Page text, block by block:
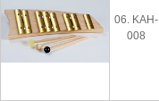
06. KAH-
008